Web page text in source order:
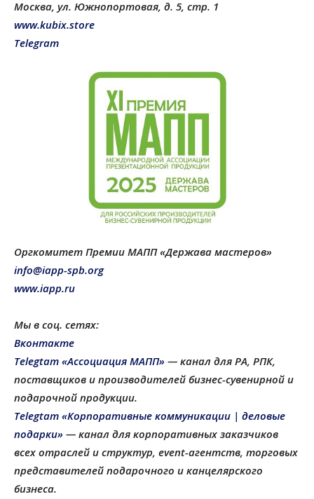
Москва, ул. Южнопортовая, д. 5, стр. 1
www.kubix.store
Telegram
Оргкомитет Премии МАПП «Держава мастеров»
info@iapp-spb.org
www.iapp.ru
Мы в соц. сетях:
Вконтакте
Telegtam «Ассоциация МАПП» — канал для РА, РПК,
поставщиков и производителей бизнес-сувенирной и
подарочной продукции.
Telegtam «Корпоративные коммуникации | деловые
подарки» — канал для корпоративных заказчиков
всех отраслей и структур, еvent-агентств, торговых
представителей подарочного и канцелярского
бизнеса.